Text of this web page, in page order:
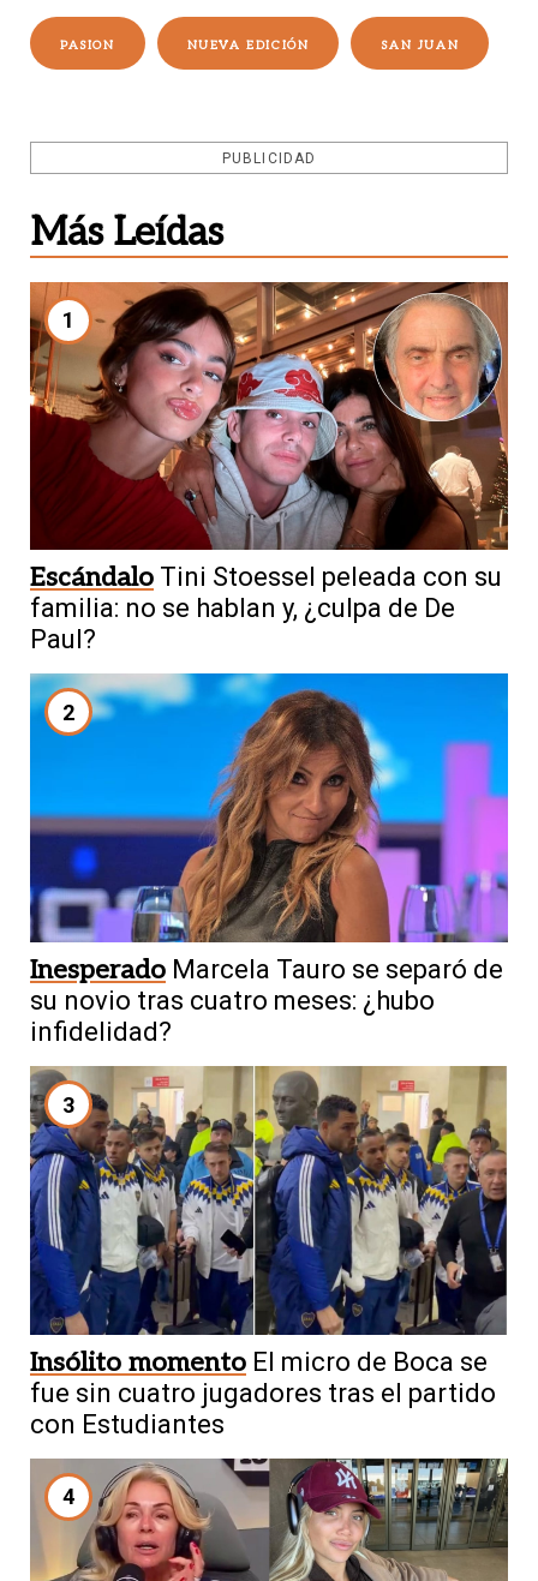
PASION NUEVA EDICIÓN SAN JUAN
PUBLICIDAD
Más Leídas
1
Escándalo Tini Stoessel peleada con su
familia: no se hablan y, ¿culpa de De
Paul?
2
Inesperado Marcela Tauro se separó de
su novio tras cuatro meses: ¿hubo
infidelidad?
3
Insólito momento El micro de Boca se
fue sin cuatro jugadores tras el partido
con Estudiantes
4